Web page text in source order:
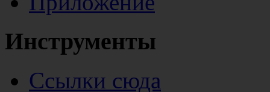
Инструменты
Ссылки сюда